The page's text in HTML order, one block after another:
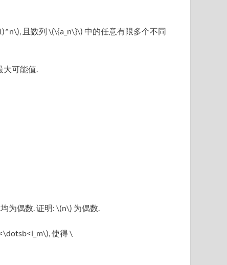
且数列 \(\{a_n\}\) 中的任意有限多个不同
大可能值.
为偶数. 证明: \(n\) 为偶数.
使得 \